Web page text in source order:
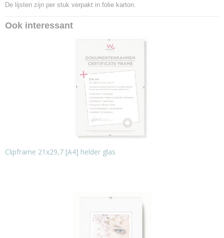
De lijsten zijn per stuk verpakt in folie karton.
Ook interessant
Clipframe 21x29,7 [A4] helder glas